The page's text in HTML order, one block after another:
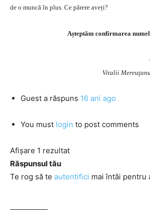
de o muncă în plus. Ce părere aveți?
Așteptăm confirmarea
Vitalii
Guest a răspuns 16 ani ago
You must login to post comments
Afișare 1 rezultat
Răspunsul tău
Te rog să te autentifici mai întâi pentru